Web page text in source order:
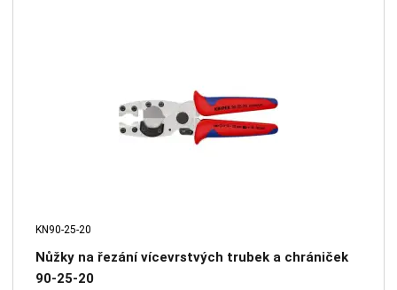
KN90-25-20
Nůžky na řezání vícevrstvých trubek a chrániček
90-25-20